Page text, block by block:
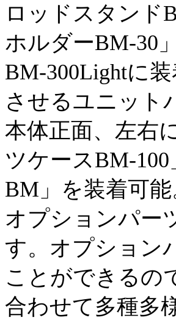
ロッドスタンド
ホルダーBM-30」
BM-300Lightに
させるユニット
本体正面、左右
ツケースBM-
BM」を装着可
オプションパー
す。オプション
ことができるの
合わせて多種多